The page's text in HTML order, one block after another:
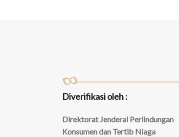
Diverifikasi oleh :
Direktorat Jenderal Perlindungan
Konsumen dan Tertib Niaga